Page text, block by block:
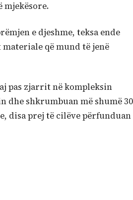
mjekësore.
e djeshme, teksa ende
që mund të jenë
pas zjarrit në kompleksin
dhe shkrumbuan më shumë 30
disa prej të cilëve përfunduan